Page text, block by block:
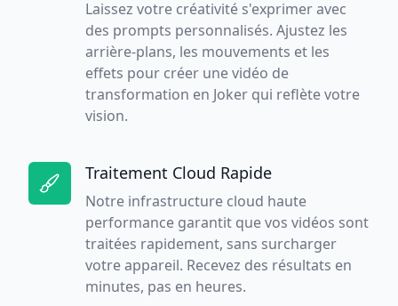
Laissez votre créativité s'exprimer avec
des prompts personnalisés. Ajustez les
arrière-plans, les mouvements et les
effets pour créer une vidéo de
transformation en Joker qui reflète votre
vision.
Traitement Cloud Rapide
Notre infrastructure cloud haute
performance garantit que vos vidéos sont
traitées rapidement, sans surcharger
votre appareil. Recevez des résultats en
minutes, pas en heures.